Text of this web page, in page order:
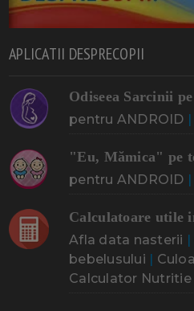
APLICATII DESPRECOPII
Odiseea Sarcinii
pentru ANDROID |
"Eu, Mămica" pe
pentru ANDROID |
Calculatoare utile
Afla data nasterii |
bebelusului |
Calculator Nutritie